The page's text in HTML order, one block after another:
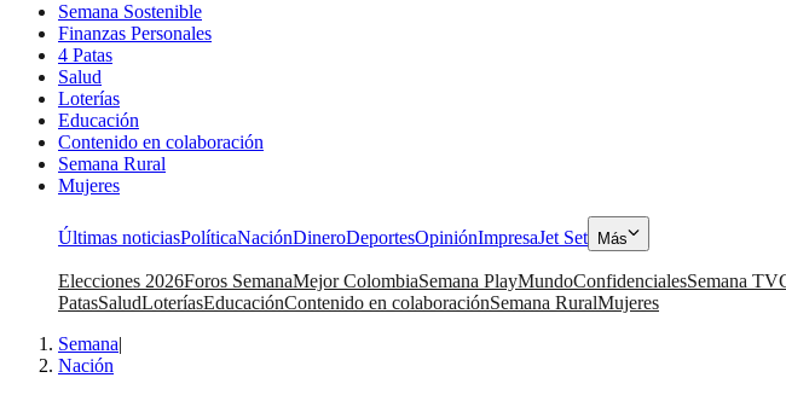
Semana Sostenible
Finanzas Personales
4 Patas
Salud
Loterías
Educación
Contenido en colaboración
Semana Rural
Mujeres
Últimas noticiasPolíticaNaciónDineroDeportesOpiniónImpresaJet Set Más
Elecciones 2026Foros SemanaMejor ColombiaSemana PlayMundoConfidencialesSemana TV
PatasSaludLoteríasEducaciónContenido en colaboraciónSemana RuralMujeres
Semana|
Nación